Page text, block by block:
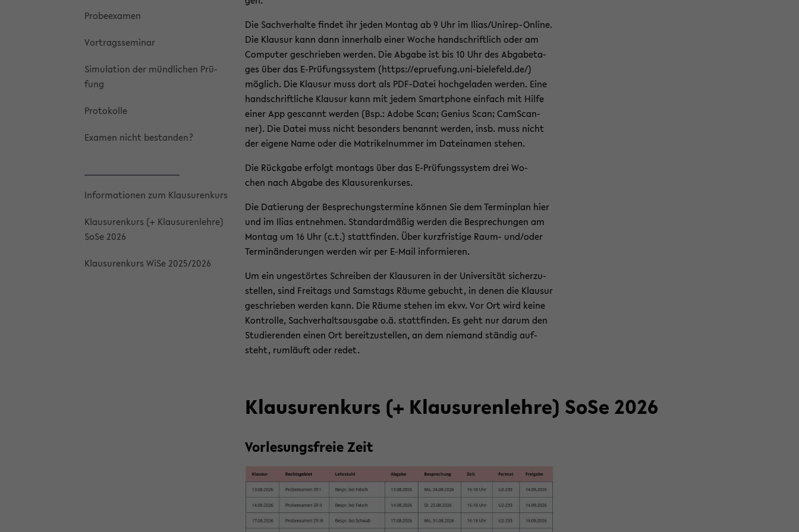
Pro­be­ex­amen
Vor­trags­se­mi­nar
Si­mu­la­ti­on der münd­li­chen Prü­
fung
Pro­to­kol­le
Ex­amen nicht be­stan­den?
In­for­ma­tio­nen zum Klau­su­ren­kurs
Klau­su­ren­kurs (+ Klau­su­ren­leh­re)
SoSe 2026
Klau­su­ren­kurs WiSe 2025/2026
Die Sach­ver­hal­te fin­det ihr jeden Mon­tag ab 9 Uhr im Ilias/Unirep-​Online.
Die Klau­sur kann dann in­ner­halb einer Woche hand­schrift­lich oder am
Com­pu­ter ge­schrie­ben wer­den. Die Ab­ga­be ist bis 10 Uhr des Ab­ga­be­ta­
ges über das E-​Prüfungssystem (https://epru­e­fung.uni-​bielefeld.de/)
mög­lich. Die Klau­sur muss dort als PDF-​Datei hoch­ge­la­den wer­den. Eine
hand­schrift­li­che Klau­sur kann mit jedem Smart­pho­ne ein­fach mit Hilfe
einer App ge­scannt wer­den (Bsp.: Adobe Scan; Ge­ni­us Scan; Cam­Scan­
ner). Die Datei muss nicht be­son­ders be­nannt wer­den, insb. muss nicht
der ei­ge­ne Name oder die Ma­tri­kel­num­mer im Da­tei­na­men ste­hen.
Die Rück­ga­be er­folgt mon­tags über das E-​Prüfungssystem drei Wo­
chen nach Ab­ga­be des Klau­su­ren­kur­ses.
Die Da­tie­rung der Be­spre­chungs­ter­mi­ne kön­nen Sie dem Ter­min­plan hier
und im Ilias ent­neh­men. Stan­dard­mä­ßig wer­den die Be­spre­chun­gen am
Mon­tag um 16 Uhr (c.t.) statt­fin­den. Über kurz­fris­ti­ge Raum- und/oder
Ter­min­än­de­run­gen wer­den wir per E-​Mail in­for­mie­ren.
Um ein un­ge­stör­tes Schrei­ben der Klau­su­ren in der Uni­ver­si­tät si­cher­zu­
stel­len, sind Frei­tags und Sams­tags Räume ge­bucht, in denen die Klau­sur
ge­schrie­ben wer­den kann. Die Räume ste­hen im ekvv. Vor Ort wird keine
Kon­trol­le, Sach­ver­halts­aus­ga­be o.ä. statt­fin­den. Es geht nur darum den
Stu­die­ren­den einen Ort be­reit­zu­stel­len, an dem nie­mand stän­dig auf­
steht, rum­läuft oder redet.
Klau­su­ren­kurs (+ Klau­su­ren­leh­re) SoSe 2026
Vor­le­sungs­freie Zeit